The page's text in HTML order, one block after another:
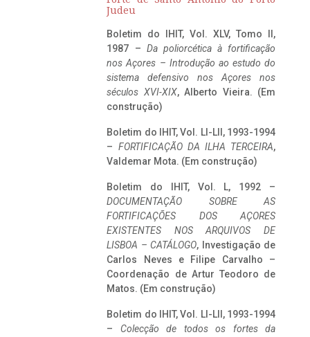
Judeu
Boletim do IHIT, Vol. XLV, Tomo II,
1987 – Da poliorcética à fortificação
nos Açores – Introdução ao estudo do
sistema defensivo nos Açores nos
séculos XVI-XIX, Alberto Vieira. (Em
construção)
Boletim do IHIT, Vol. LI-LII, 1993-1994
– FORTIFICAÇÃO DA ILHA TERCEIRA,
Valdemar Mota. (Em construção)
Boletim do IHIT, Vol. L, 1992 –
DOCUMENTAÇÃO SOBRE AS
FORTIFICAÇÕES DOS AÇORES
EXISTENTES NOS ARQUIVOS DE
LISBOA – CATÁLOGO, Investigação de
Carlos Neves e Filipe Carvalho –
Coordenação de Artur Teodoro de
Matos. (Em construção)
Boletim do IHIT, Vol. LI-LII, 1993-1994
– Colecção de todos os fortes da